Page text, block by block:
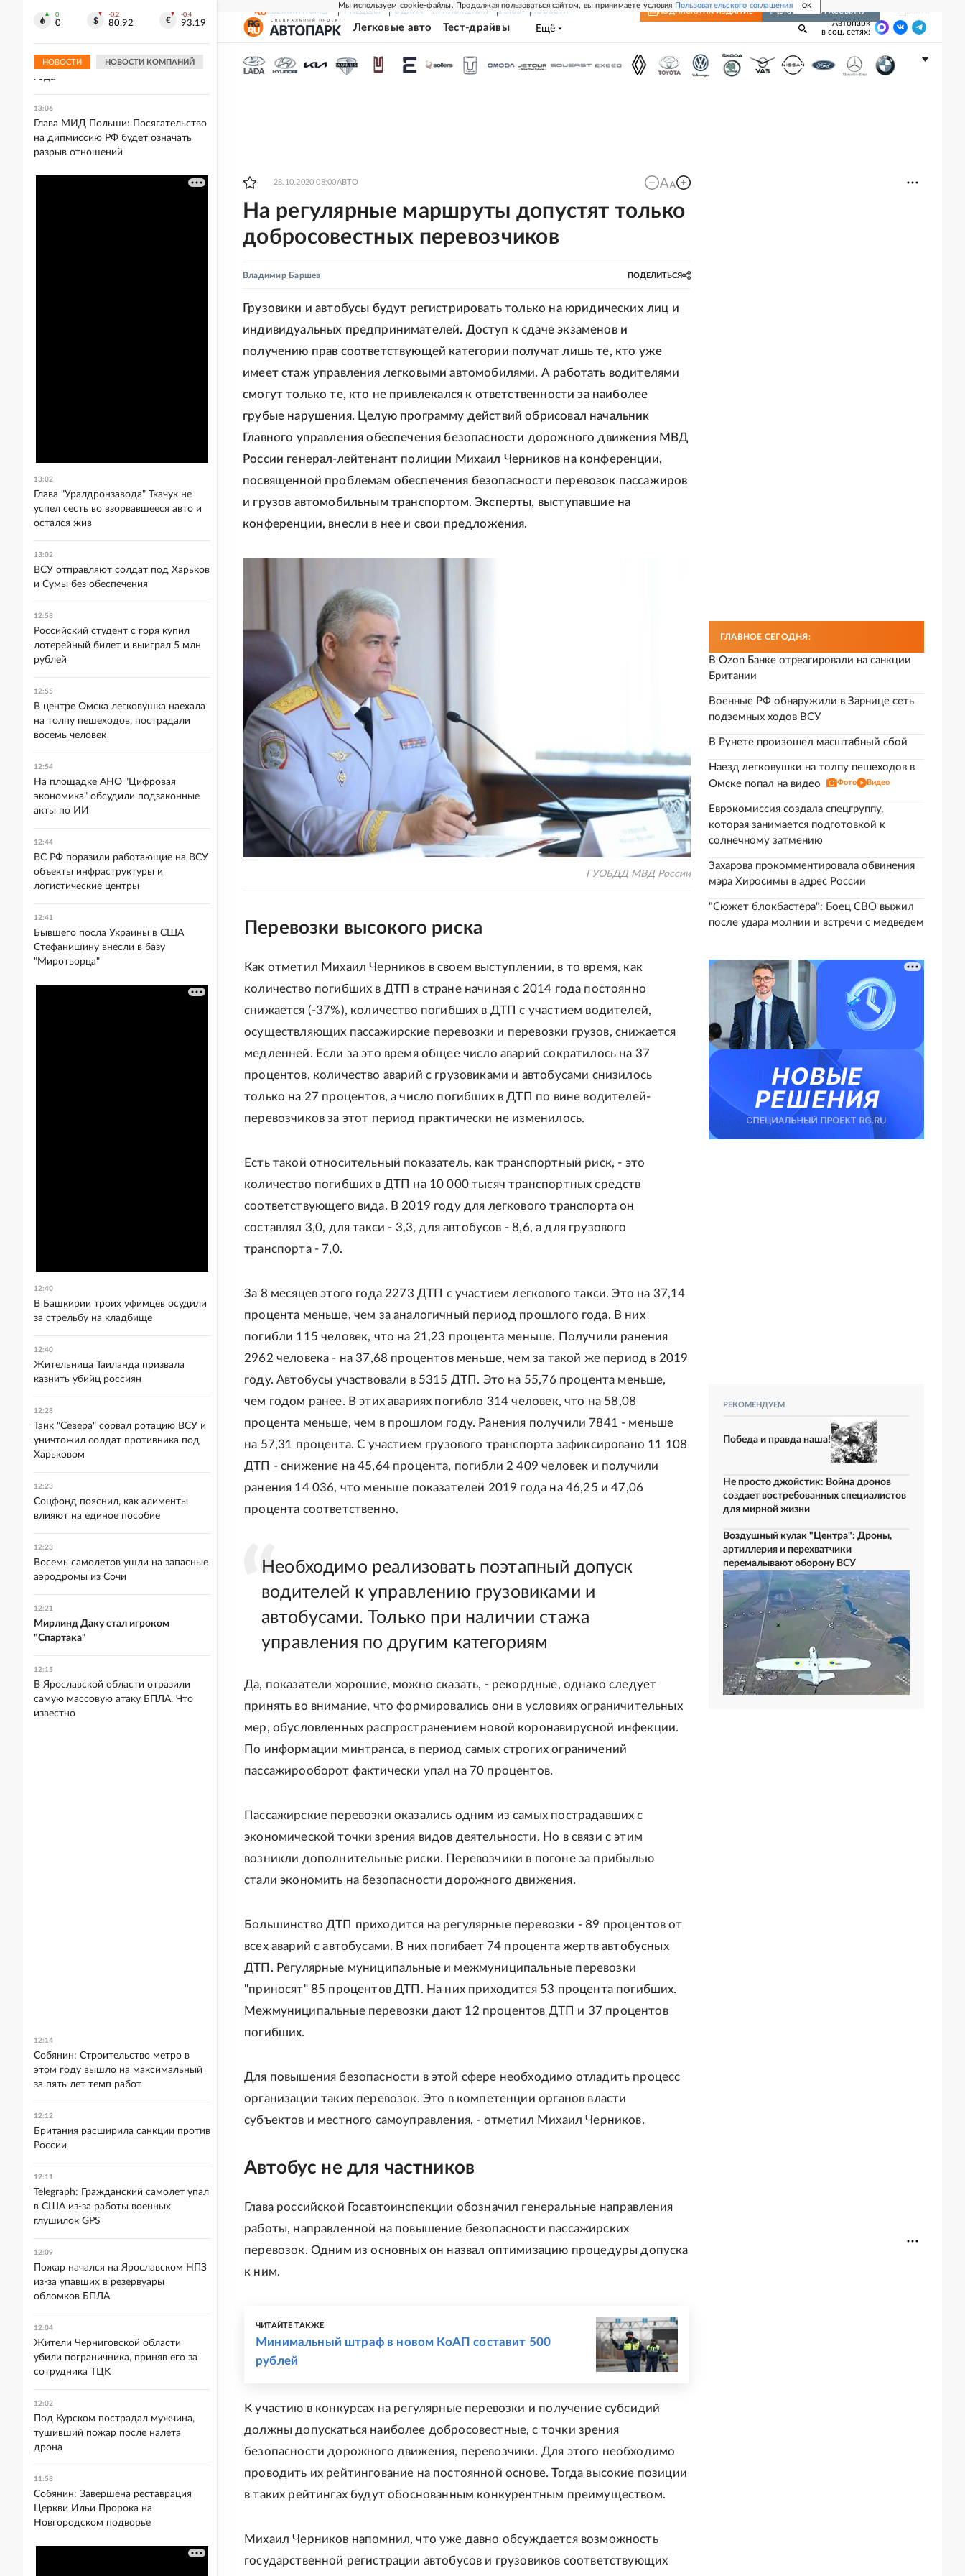
Мы используем cookie-файлы. Продолжая пользоваться сайтом, вы принимаете условия Пользовательского соглашения OK
СВЕЖИЙ НОМЕР РГ-НЕДЕЛЯ РОДИНА ПРИЛОЖЕНИЯ СОЮЗ НОВОСТИ ПОДПИСКА НА ИЗДАНИЕ ВКЛЮЧИТЬ РАССЫЛКУ
Легковые авто Тест-драйвы Ещё
Автопарк
в соц. сетях:
28.10.2020 08:00АВТО
На регулярные маршруты допустят только
добросовестных перевозчиков
Владимир Баршев ПОДЕЛИТЬСЯ
Грузовики и автобусы будут регистрировать только на юридических лиц и
индивидуальных предпринимателей. Доступ к сдаче экзаменов и
получению прав соответствующей категории получат лишь те, кто уже
имеет стаж управления легковыми автомобилями. А работать водителями
смогут только те, кто не привлекался к ответственности за наиболее
грубые нарушения. Целую программу действий обрисовал начальник
Главного управления обеспечения безопасности дорожного движения МВД
России генерал-лейтенант полиции Михаил Черников на конференции,
посвященной проблемам обеспечения безопасности перевозок пассажиров
и грузов автомобильным транспортом. Эксперты, выступавшие на
конференции, внесли в нее и свои предложения.
ГУОБДД МВД России
Перевозки высокого риска
Как отметил Михаил Черников в своем выступлении, в то время, как
количество погибших в ДТП в стране начиная с 2014 года постоянно
снижается (-37%), количество погибших в ДТП с участием водителей,
осуществляющих пассажирские перевозки и перевозки грузов, снижается
медленней. Если за это время общее число аварий сократилось на 37
процентов, количество аварий с грузовиками и автобусами снизилось
только на 27 процентов, а число погибших в ДТП по вине водителей-
перевозчиков за этот период практически не изменилось.
Есть такой относительный показатель, как транспортный риск, - это
количество погибших в ДТП на 10 000 тысяч транспортных средств
соответствующего вида. В 2019 году для легкового транспорта он
составлял 3,0, для такси - 3,3, для автобусов - 8,6, а для грузового
транспорта - 7,0.
За 8 месяцев этого года 2273 ДТП с участием легкового такси. Это на 37,14
процента меньше, чем за аналогичный период прошлого года. В них
погибли 115 человек, что на 21,23 процента меньше. Получили ранения
2962 человека - на 37,68 процентов меньше, чем за такой же период в 2019
году. Автобусы участвовали в 5315 ДТП. Это на 55,76 процента меньше,
чем годом ранее. В этих авариях погибло 314 человек, что на 58,08
процента меньше, чем в прошлом году. Ранения получили 7841 - меньше
на 57,31 процента. С участием грузового транспорта зафиксировано 11 108
ДТП - снижение на 45,64 процента, погибли 2 409 человек и получили
ранения 14 036, что меньше показателей 2019 года на 46,25 и 47,06
процента соответственно.
Необходимо реализовать поэтапный допуск
водителей к управлению грузовиками и
автобусами. Только при наличии стажа
управления по другим категориям
Да, показатели хорошие, можно сказать, - рекордные, однако следует
принять во внимание, что формировались они в условиях ограничительных
мер, обусловленных распространением новой коронавирусной инфекции.
По информации минтранса, в период самых строгих ограничений
пассажирооборот фактически упал на 70 процентов.
Пассажирские перевозки оказались одним из самых пострадавших с
экономической точки зрения видов деятельности. Но в связи с этим
возникли дополнительные риски. Перевозчики в погоне за прибылью
стали экономить на безопасности дорожного движения.
Большинство ДТП приходится на регулярные перевозки - 89 процентов от
всех аварий с автобусами. В них погибает 74 процента жертв автобусных
ДТП. Регулярные муниципальные и межмуниципальные перевозки
"приносят" 85 процентов ДТП. На них приходится 53 процента погибших.
Межмуниципальные перевозки дают 12 процентов ДТП и 37 процентов
погибших.
Для повышения безопасности в этой сфере необходимо отладить процесс
организации таких перевозок. Это в компетенции органов власти
субъектов и местного самоуправления, - отметил Михаил Черников.
Автобус не для частников
Глава российской Госавтоинспекции обозначил генеральные направления
работы, направленной на повышение безопасности пассажирских
перевозок. Одним из основных он назвал оптимизацию процедуры допуска
к ним.
ЧИТАЙТЕ ТАКЖЕ
Минимальный штраф в новом КоАП составит 500
рублей
К участию в конкурсах на регулярные перевозки и получение субсидий
должны допускаться наиболее добросовестные, с точки зрения
безопасности дорожного движения, перевозчики. Для этого необходимо
проводить их рейтингование на постоянной основе. Тогда высокие позиции
в таких рейтингах будут обоснованным конкурентным преимуществом.
Михаил Черников напомнил, что уже давно обсуждается возможность
государственной регистрации автобусов и грузовиков соответствующих
ГЛАВНОЕ СЕГОДНЯ:
В Ozon Банке отреагировали на санкции
Британии
Военные РФ обнаружили в Зарнице сеть
подземных ходов ВСУ
В Рунете произошел масштабный сбой
Наезд легковушки на толпу пешеходов в
Омске попал на видео
Фото Видео
Еврокомиссия создала спецгруппу,
которая занимается подготовкой к
солнечному затмению
Захарова прокомментировала обвинения
мэра Хиросимы в адрес России
"Сюжет блокбастера": Боец СВО выжил
после удара молнии и встречи с медведем
РЕКОМЕНДУЕМ
Победа и правда наша!
Не просто джойстик: Война дронов
создает востребованных специалистов
для мирной жизни
Воздушный кулак "Центра": Дроны,
артиллерия и перехватчики
перемалывают оборону ВСУ
0
0
-0.2
80.92
-0.4
93.19
НОВОСТИ НОВОСТИ КОМПАНИЙ
санацию компаний с начала 2027
года
13:06
Глава МИД Польши: Посягательство
на дипмиссию РФ будет означать
разрыв отношений
13:02
Глава "Уралдронзавода" Ткачук не
успел сесть во взорвавшееся авто и
остался жив
13:02
ВСУ отправляют солдат под Харьков
и Сумы без обеспечения
12:58
Российский студент с горя купил
лотерейный билет и выиграл 5 млн
рублей
12:55
В центре Омска легковушка наехала
на толпу пешеходов, пострадали
восемь человек
12:54
На площадке АНО "Цифровая
экономика" обсудили подзаконные
акты по ИИ
12:44
ВС РФ поразили работающие на ВСУ
объекты инфраструктуры и
логистические центры
12:41
Бывшего посла Украины в США
Стефанишину внесли в базу
"Миротворца"
12:40
В Башкирии троих уфимцев осудили
за стрельбу на кладбище
12:40
Жительница Таиланда призвала
казнить убийц россиян
12:28
Танк "Севера" сорвал ротацию ВСУ и
уничтожил солдат противника под
Харьковом
12:23
Соцфонд пояснил, как алименты
влияют на единое пособие
12:23
Восемь самолетов ушли на запасные
аэродромы из Сочи
12:21
Мирлинд Даку стал игроком
"Спартака"
12:15
В Ярославской области отразили
самую массовую атаку БПЛА. Что
известно
12:14
Собянин: Строительство метро в
этом году вышло на максимальный
за пять лет темп работ
12:12
Британия расширила санкции против
России
12:11
Telegraph: Гражданский самолет упал
в США из-за работы военных
глушилок GPS
12:09
Пожар начался на Ярославском НПЗ
из-за упавших в резервуары
обломков БПЛА
12:04
Жители Черниговской области
убили пограничника, приняв его за
сотрудника ТЦК
12:02
Под Курском пострадал мужчина,
тушивший пожар после налета
дрона
11:58
Собянин: Завершена реставрация
Церкви Ильи Пророка на
Новгородском подворье